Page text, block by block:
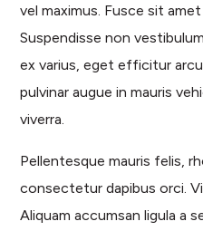
vel maximus. Fusce sit
Suspendisse non
ex varius, eget efficitur
pulvinar augue in mauris
viverra.
Pellentesque mauris felis,
consectetur dapibus orci.
Aliquam accumsan ligula a